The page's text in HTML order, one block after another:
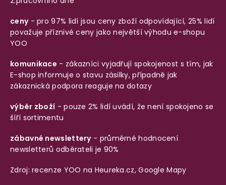
ceny- pro 97% lidí jsou ceny zboží odpovídající, 25% lidí
považuje příznivé ceny jako největší výhodu e-shopu
YOO
komunikace - zákazníci vyjadřují spokojenost s tím, jak
E-shop informuje o stavu zásilky, případně jak
zákaznická podpora reaguje na dotazy
výběr zboží - pouze 2% lidí uvádí, že není spokojeno se
šíří sortimentu
zábavné newslettery- průměrné hodnocení
newsletterů odběrateli je 90%
Zdroj: recenze YOO na Heureka.cz,Google Mapy